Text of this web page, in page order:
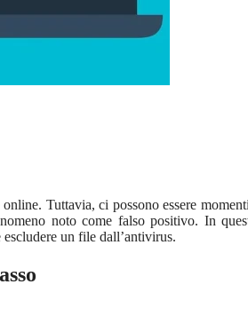
Tuttavia, ci possono essere
noto come falso positivo. In
un file dall’antivirus.